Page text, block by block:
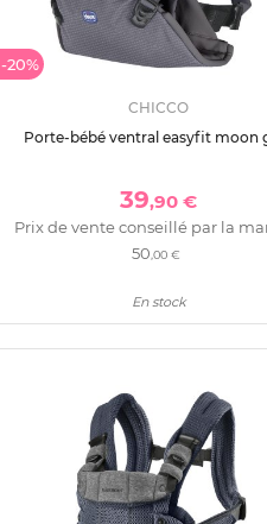
-20%
CHICCO
Porte-bébé ventral easyfit moon
39,90 €
Prix de vente conseillé par la
50 ,00 €
En stock